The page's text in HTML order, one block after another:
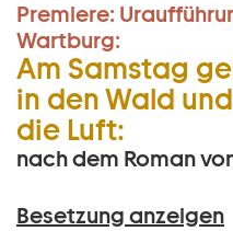
Premiere:
Wartburg:
Am Samstag
in den Wald
die Luft:
nach dem Roman
Besetzung anzeigen